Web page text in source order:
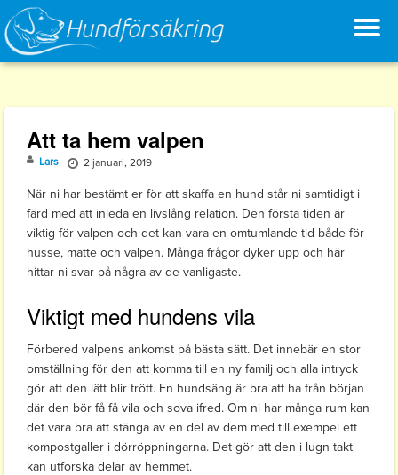
Skip
to
Att ta hem valpen
Lars 2 januari, 2019
När ni har bestämt er för att skaffa en hund står ni samtidigt i
färd med att inleda en livslång relation. Den första tiden är
viktig för valpen och det kan vara en omtumlande tid både för
husse, matte och valpen. Många frågor dyker upp och här
hittar ni svar på några av de vanligaste.
Viktigt med hundens vila
Förbered valpens ankomst på bästa sätt. Det innebär en stor
omställning för den att komma till en ny familj och alla intryck
gör att den lätt blir trött. En hundsäng är bra att ha från början
där den bör få få vila och sova ifred. Om ni har många rum kan
det vara bra att stänga av en del av dem med till exempel ett
kompostgaller i dörröppningarna. Det gör att den i lugn takt
kan utforska delar av hemmet.